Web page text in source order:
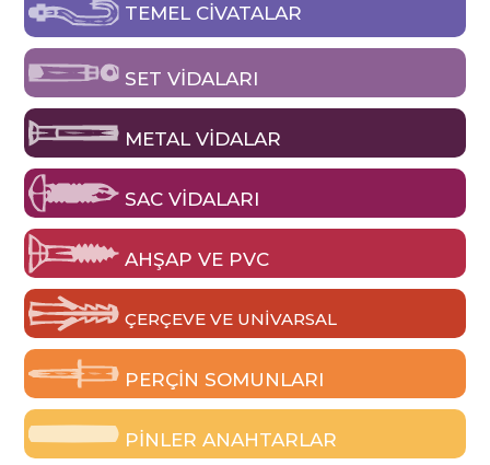
TEMEL CIVATALAR
SET VIDALARI
METAL VIDALAR
SAC VIDALARI
AHŞAP VE PVC
ÇERÇEVE VE UNIVARSAL
PERÇIN SOMUNLARI
PINLER ANAHTARLAR